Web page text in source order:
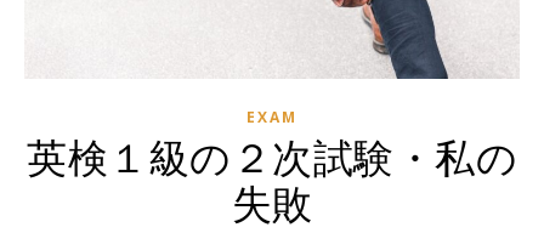
EXAM
英検１級の２次試験・私の
失敗